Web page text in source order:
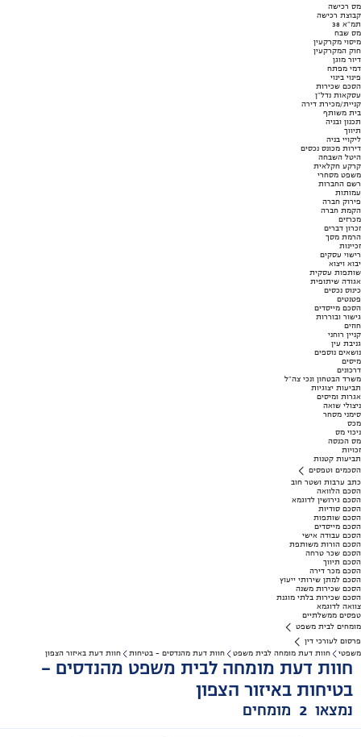
מס רכישה
קבוצת רכישה
תמ"א 38
מס שבח
מיסוי מקרקעין
חוק המקרקעין
דיור מוגן
דמי מפתח
פינוי בינוי
הסכם שכירות
עסקאות נדל"ן
קניית/מכירת דירה
בית משותף
תכנון ובניה
תיווך
ליקויי בניה
דירות מכונס נכסים
היטל השבחה
קרקע חקלאית
משפט מסחרי
רשם החברות
עמותות
פירוק חברה
הקמת חברה
מכרזים
זכרון דברים
הרמת מסך
זכיינות
רישוי עסקים
יבוא ויצוא
שותפות עסקית
אגודה שיתופית
כינוס נכסים
פטנטים
הסכם מייסדים
גישור ובוררות
חוזים
קניין רוחני
גניבת עין
נושאים נוספים
מיסים
דרכונים
משרד הבטחון ונכי צה"ל
תביעות יצוגיות
אגרות ומיסים
ניצולי שואה
סימני מסחר
מכס
ניכוי מס
מס הכנסה
זכויות
תביעות קטנות
הסכמים וטפסים
כתב ערבות ושטר חוב
הסכם הלוואה
הסכם גירושין לדוגמא
הסכם סודיות
הסכם שותפות
הסכם מייסדים
הסכם עבודה אישי
הסכם הורות משותפת
הסכם שכר טרחה
הסכם תיווך
הסכם מכר דירה
הסכם למתן שירותי ייעוץ
הסכם שכירות משנה
הסכם שכירות בלתי מוגנת
צוואה לדוגמא
טפסים ממשלתיים
מומחים לבית משפט
פרסום לעורכי דין
משפטי
חוות דעת מומחה לבית משפט חוות דעת מהנדסים - בטיחות חוות דעת באיזור הצפון
חוות דעת מומחה לבית משפט מהנדסים -
בטיחות באיזור הצפון
נמצאו 2 מומחים